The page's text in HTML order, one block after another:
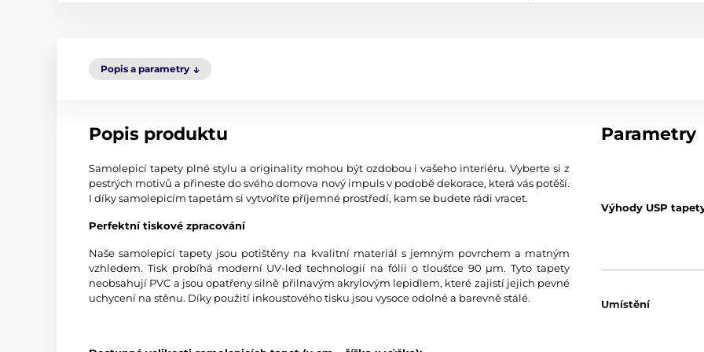
Popis a parametry
Popis produktu
Samolepicí tapety plné stylu a originality mohou být ozdobou i vašeho interiéru. Vyberte si z
pestrých motivů a přineste do svého domova nový impuls v podobě dekorace, která vás potěší.
I díky samolepicím tapetám si vytvoříte příjemné prostředí, kam se budete rádi vracet.
Perfektní tiskové zpracování
Naše samolepicí tapety jsou potištěny na kvalitní materiál s jemným povrchem a matným
vzhledem. Tisk probíhá moderní UV-led technologií na fólii o tloušťce 90 µm. Tyto tapety
neobsahují PVC a jsou opatřeny silně přilnavým akrylovým lepidlem, které zajistí jejich pevné
uchycení na stěnu. Díky použití inkoustového tisku jsou vysoce odolné a barevně stálé.
Parametry
Výhody USP
Umístění